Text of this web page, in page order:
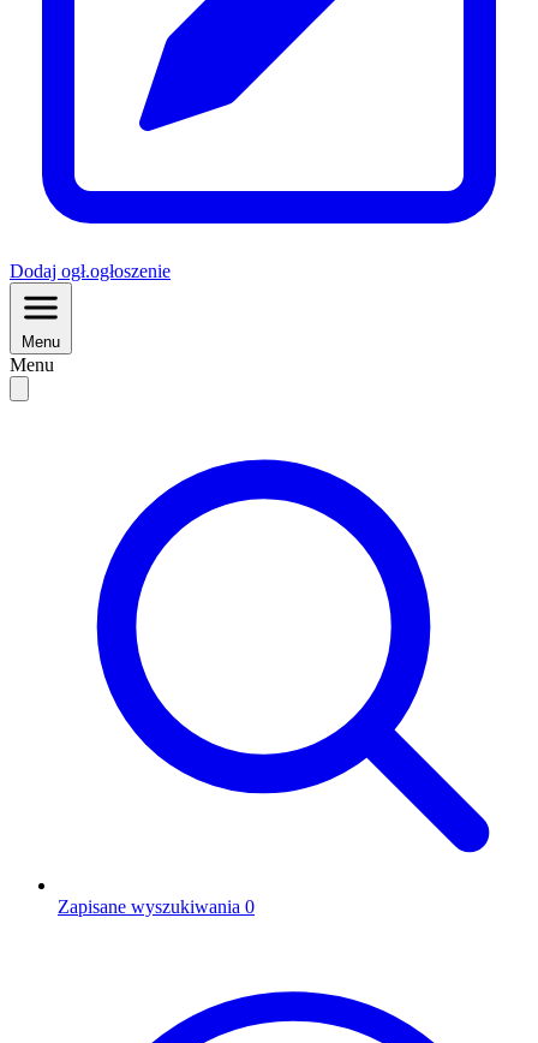
Dodaj ogł.ogłoszenie
Menu
Menu
Zapisane wyszukiwania 0